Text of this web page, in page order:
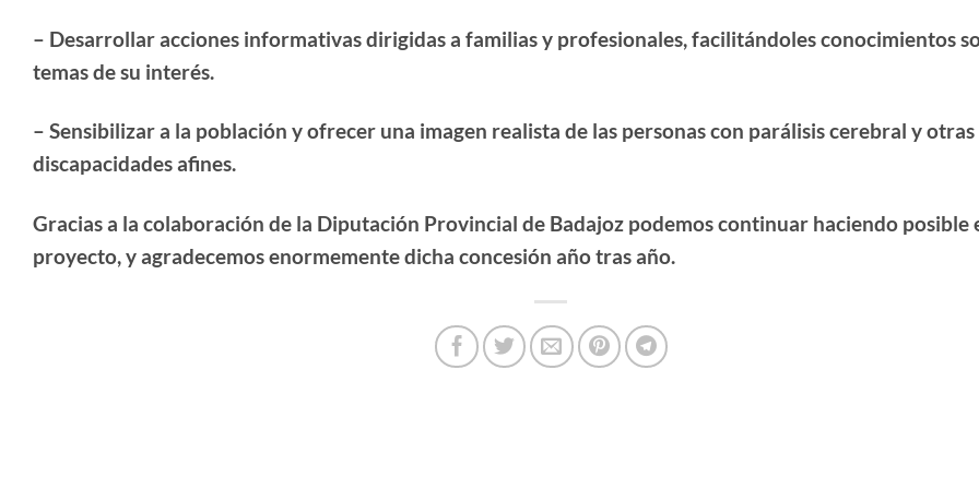
– Desarrollar acciones informativas dirigidas a familias y profesionales, facilitándoles conocimientos
temas de su interés.
– Sensibilizar a la población y ofrecer una imagen realista de las personas con parálisis cerebral y otras
discapacidades afines.
Gracias a la colaboración de la Diputación Provincial de Badajoz podemos continuar haciendo posible
proyecto, y agradecemos enormemente dicha concesión año tras año.